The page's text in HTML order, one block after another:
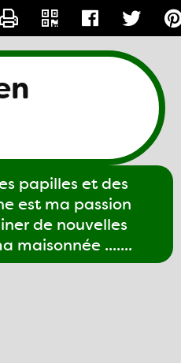
papilles et des
est ma passion
de nouvelles
maisonnée .......
CONTACTER GIGI61